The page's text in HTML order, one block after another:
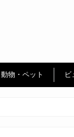
動物・ペット ビ